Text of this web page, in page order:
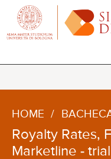
HOME /
Royalty Rates,
Marketline -